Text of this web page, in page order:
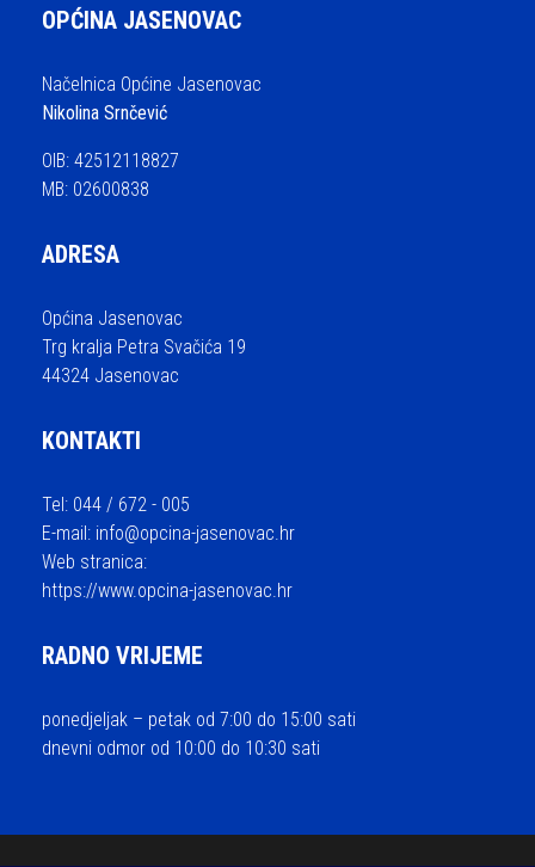
OPĆINA JASENOVAC
Načelnica Općine Jasenovac
Nikolina Srnčević
OIB: 42512118827
MB: 02600838
ADRESA
Općina Jasenovac
Trg kralja Petra Svačića 19
44324 Jasenovac
KONTAKTI
Tel: 044 / 672 - 005
E-mail: info@opcina-jasenovac.hr
Web stranica:
https://www.opcina-jasenovac.hr
RADNO VRIJEME
ponedjeljak – petak od 7:00 do 15:00 sati
dnevni odmor od 10:00 do 10:30 sati